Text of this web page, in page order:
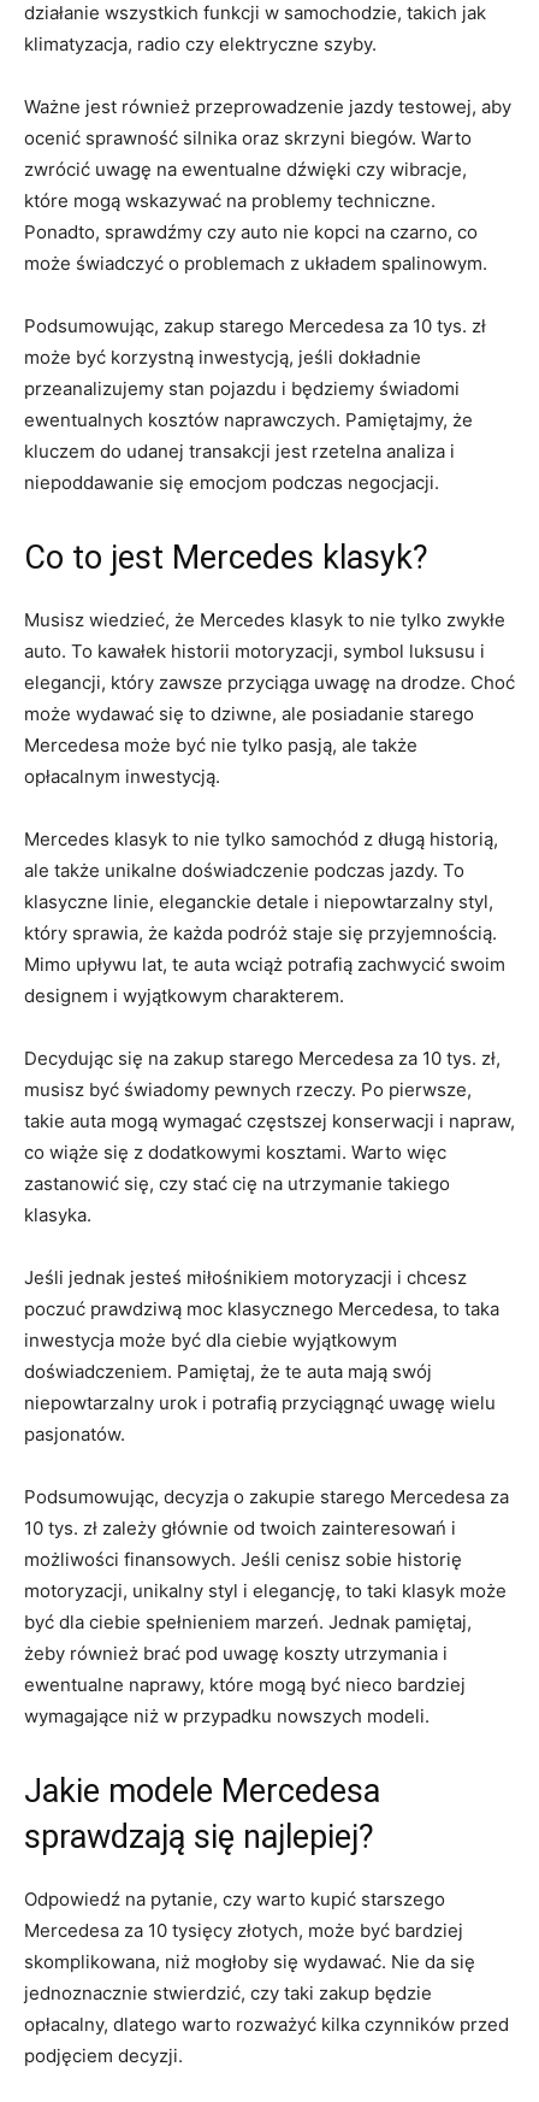
działanie wszystkich funkcji w samochodzie, takich jak
klimatyzacja, radio czy elektryczne szyby.
Ważne jest również przeprowadzenie jazdy testowej, aby
ocenić sprawność silnika oraz ⁣skrzyni biegów. Warto
zwrócić uwagę na ewentualne dźwięki czy wibracje,
które mogą wskazywać na problemy techniczne.
Ponadto, sprawdźmy czy auto nie kopci na czarno, co
może świadczyć o‍ problemach z układem spalinowym.
Podsumowując, zakup starego Mercedesa za 10 tys. zł
może być korzystną​ inwestycją, jeśli dokładnie
przeanalizujemy stan pojazdu i będziemy świadomi
ewentualnych kosztów naprawczych. Pamiętajmy,​ że
⁢kluczem do udanej transakcji jest rzetelna analiza⁢ i⁣
niepoddawanie się emocjom podczas negocjacji.
Co to⁢ jest Mercedes‌ klasyk?
Musisz wiedzieć,​ że Mercedes klasyk to nie tylko zwykłe
auto. To kawałek historii motoryzacji, symbol luksusu i
elegancji, który⁣ zawsze przyciąga uwagę na drodze. Choć
może wydawać się to dziwne, ale posiadanie starego⁣
Mercedesa może być nie tylko ⁤pasją, ale także
opłacalnym inwestycją.
Mercedes ‌klasyk to nie tylko samochód z długą ‌historią, ​
ale także unikalne doświadczenie ⁣podczas jazdy. To
klasyczne linie, eleganckie detale i niepowtarzalny‌ styl,
który sprawia, że⁣ każda podróż staje się ⁣przyjemnością.
Mimo upływu lat, te auta wciąż potrafią zachwycić swoim
designem i ‍wyjątkowym charakterem.
Decydując się na zakup starego Mercedesa za 10 tys. zł,
musisz‌ być świadomy ⁤pewnych rzeczy. Po pierwsze,
takie auta mogą wymagać częstszej konserwacji ‌i napraw,
co wiąże się z dodatkowymi kosztami. Warto więc
zastanowić się, czy stać cię na utrzymanie ⁢takiego
klasyka.
Jeśli ​jednak jesteś miłośnikiem motoryzacji i chcesz
poczuć‌ prawdziwą ⁤moc klasycznego Mercedesa, to taka
inwestycja może⁤ być dla ciebie wyjątkowym⁣
doświadczeniem. Pamiętaj, że te auta mają swój
niepowtarzalny ‌urok i potrafią ‌przyciągnąć uwagę wielu
pasjonatów.
Podsumowując, decyzja o zakupie starego Mercedesa za
10 tys. zł zależy ‌głównie od twoich ⁤zainteresowań i
możliwości finansowych. Jeśli cenisz sobie historię
motoryzacji, unikalny styl i ​elegancję, to‍ taki klasyk może
być ⁤dla ciebie spełnieniem marzeń. Jednak pamiętaj,
żeby również‍ brać pod uwagę koszty utrzymania i
ewentualne naprawy, ‌które mogą być nieco bardziej
wymagające niż w przypadku‌ nowszych modeli.
Jakie modele‍ Mercedesa
sprawdzają się najlepiej?
Odpowiedź na pytanie, czy warto ⁤kupić‌ starszego
Mercedesa za ​10 tysięcy złotych, może być⁢ bardziej
skomplikowana, niż mogłoby się wydawać. Nie da się
jednoznacznie‍ stwierdzić, czy taki zakup będzie
opłacalny, dlatego warto rozważyć kilka czynników przed
podjęciem decyzji.